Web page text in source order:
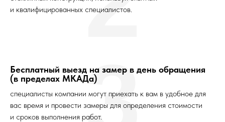
и квалифицированных специалистов.
Бесплатный выезд на замер в день обращения
(в пределах МКАДа)
специалисты компании могут приехать к вам в удобное для
вас время и провести замеры для определения стоимости
и сроков выполнения работ.